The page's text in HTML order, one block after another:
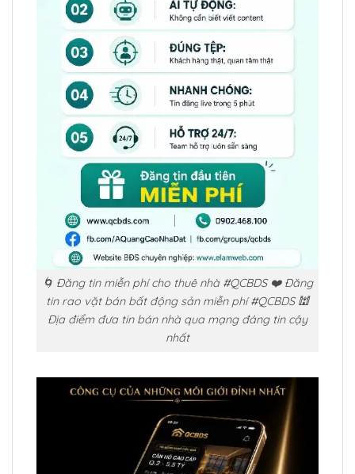
🌀 Đăng tin miễn phí cho thuê nhà #QCBDS ❤️ Đăng
tin rao vặt bán bất động sản miễn phí #QCBDS 🕍
Địa điểm đưa tin bán nhà qua mạng đáng tin cậy
nhất